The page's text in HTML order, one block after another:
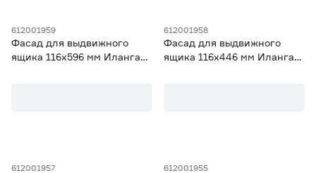
612001959
Фасад для выдвижного
ящика 116х596 мм Иланга
612001958
Фасад для выдвижного
ящика 116х446 мм Иланга
612001957 612001955